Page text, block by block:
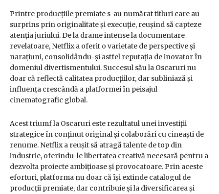
Printre producțiile premiate s-au numărat titluri care au
surprins prin originalitate și execuție, reușind să capteze
atenția juriului. De la drame intense la documentare
revelatoare, Netflix a oferit o varietate de perspective și
narațiuni, consolidându-și astfel reputația de inovator în
domeniul divertismentului. Succesul său la Oscaruri nu
doar că reflectă calitatea producțiilor, dar subliniază și
influența crescândă a platformei în peisajul
cinematografic global.
Acest triumf la Oscaruri este rezultatul unei investiții
strategice în conținut original și colaborări cu cineaști de
renume. Netflix a reușit să atragă talente de top din
industrie, oferindu-le libertatea creativă necesară pentru a
dezvolta proiecte ambițioase și provocatoare. Prin aceste
eforturi, platforma nu doar că își extinde catalogul de
producții premiate, dar contribuie și la diversificarea și